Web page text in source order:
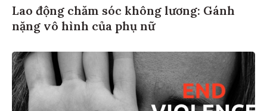
Lao động chăm sóc không lương: Gánh
nặng vô hình của phụ nữ